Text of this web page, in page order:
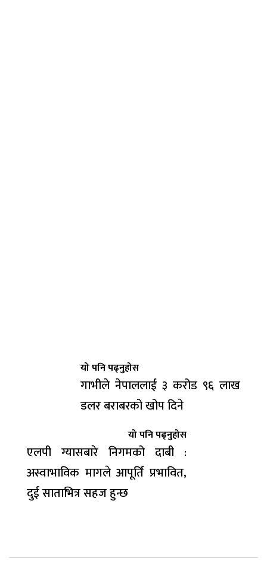
यो पनि पढ्नुहोस
गाभीले नेपाललाई ३ करोड ९६ लाख
डलर बराबरको खोप दिने
यो पनि पढ्नुहोस
एलपी ग्यासबारे निगमको दाबी :
अस्वाभाविक मागले आपूर्ति प्रभावित,
दुई साताभित्र सहज हुन्छ